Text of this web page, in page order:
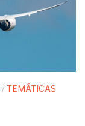
/TEMÁTICAS